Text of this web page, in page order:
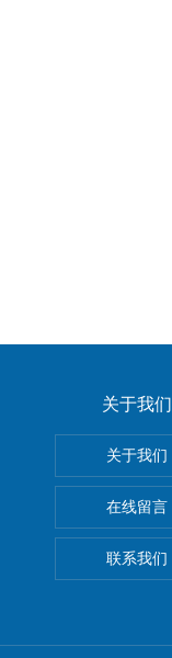
关于我们
关于我们
在线留言
联系我们